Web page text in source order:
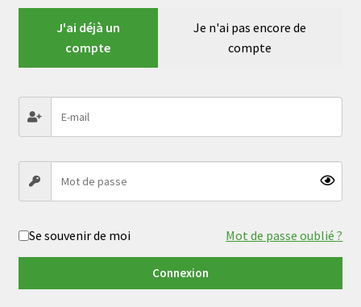
J'ai déjà un
compte
Je n'ai pas encore de
compte
Se souvenir de moi Mot de passe oublié ?
Connexion